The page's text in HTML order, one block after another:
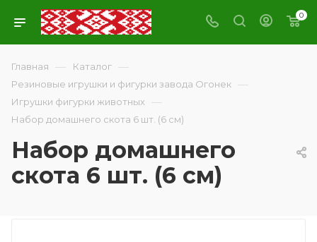
0
Главная — Каталог —
Резиновые игрушки и фигурки завода Огонек —
Игрушки фигурки животных —
Набор домашнего скота 6 шт. (6 см)
Набор домашнего
скота 6 шт. (6 см)